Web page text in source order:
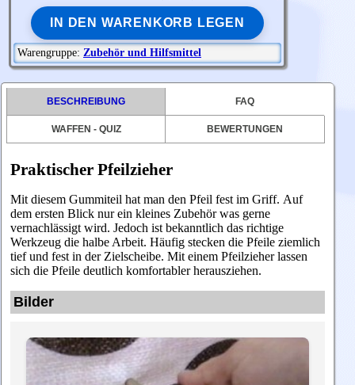
IN DEN WARENKORB LEGEN
Warengruppe: Zubehör und Hilfsmittel
BESCHREIBUNG FAQ
WAFFEN - QUIZ BEWERTUNGEN
Praktischer Pfeilzieher
Mit diesem Gummiteil hat man den Pfeil fest im Griff. Auf
dem ersten Blick nur ein kleines Zubehör was gerne
vernachlässigt wird. Jedoch ist bekanntlich das richtige
Werkzeug die halbe Arbeit. Häufig stecken die Pfeile ziemlich
tief und fest in der Zielscheibe. Mit einem Pfeilzieher lassen
sich die Pfeile deutlich komfortabler herausziehen.
Bilder